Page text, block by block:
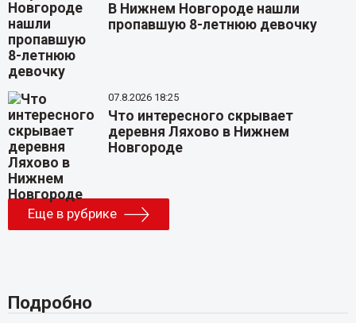
В Нижнем Новгороде нашли
пропавшую 8-летнюю девочку
07.8.2026 18:25
Что интересного скрывает
деревня Ляхово в Нижнем
Новгороде
Еще в рубрике
Подробно